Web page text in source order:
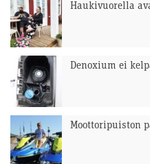
Haukivuorella
Denoxium ei
Moottoripuiston